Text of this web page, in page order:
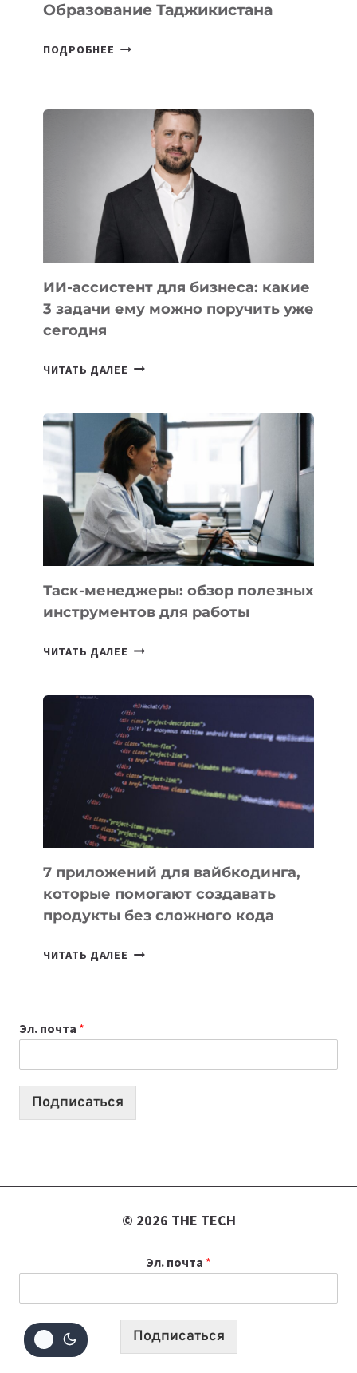
Образование Таджикистана
ПОДРОБНЕЕ
КОТОРЫЕ
РАЗВИВАЮТ
ТЕХНОЛОГИЧЕСКОЕ
ОБРАЗОВАНИЕ
ТАДЖИКИСТАНА
ИИ-ассистент для бизнеса: какие
3 задачи ему можно поручить уже
сегодня
ЧИТАТЬ ДАЛЕЕ ИИ-
БИЗНЕСА:
КАКИЕ
3
ЗАДАЧИ
ЕМУ
МОЖНО
ПОРУЧИТЬ
УЖЕ
СЕГОДНЯ
Таск-менеджеры: обзор полезных
инструментов для работы
ЧИТАТЬ ДАЛЕЕ ТАСК-
ПОЛЕЗНЫХ
ИНСТРУМЕНТОВ
ДЛЯ
РАБОТЫ
7 приложений для вайбкодинга,
которые помогают создавать
продукты без сложного кода
ЧИТАТЬ ДАЛЕЕ
СОЗДАВАТЬ
ПРОДУКТЫ
Эл. почта *
Подписаться
© 2026 THE TECH
Эл. почта *
Подписаться